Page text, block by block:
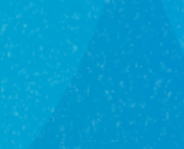
6 Регистрация прав на
Мы вам перезвоним
Оставьте вашу контактную
связались
с вами и ответили на все
вопросы